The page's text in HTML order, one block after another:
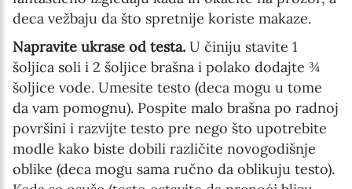
deca vežbaju da što spretnije koriste makaze.
Napravite ukrase od testa. U činiju stavite 1
šoljica soli i 2 šoljice brašna i polako dodajte ¾
šoljice vode. Umesite testo (deca mogu u tome
da vam pomognu). Pospite malo brašna po radnoj
površini i razvijte testo pre nego što upotrebite
modle kako biste dobili različite novogodišnje
oblike (deca mogu sama ručno da oblikuju testo).